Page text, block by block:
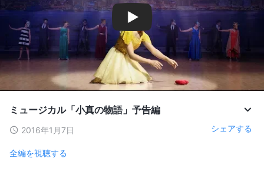
ミュージカル「小真の物語」予告編
2016年1月7日 シェアする
全編を視聴する